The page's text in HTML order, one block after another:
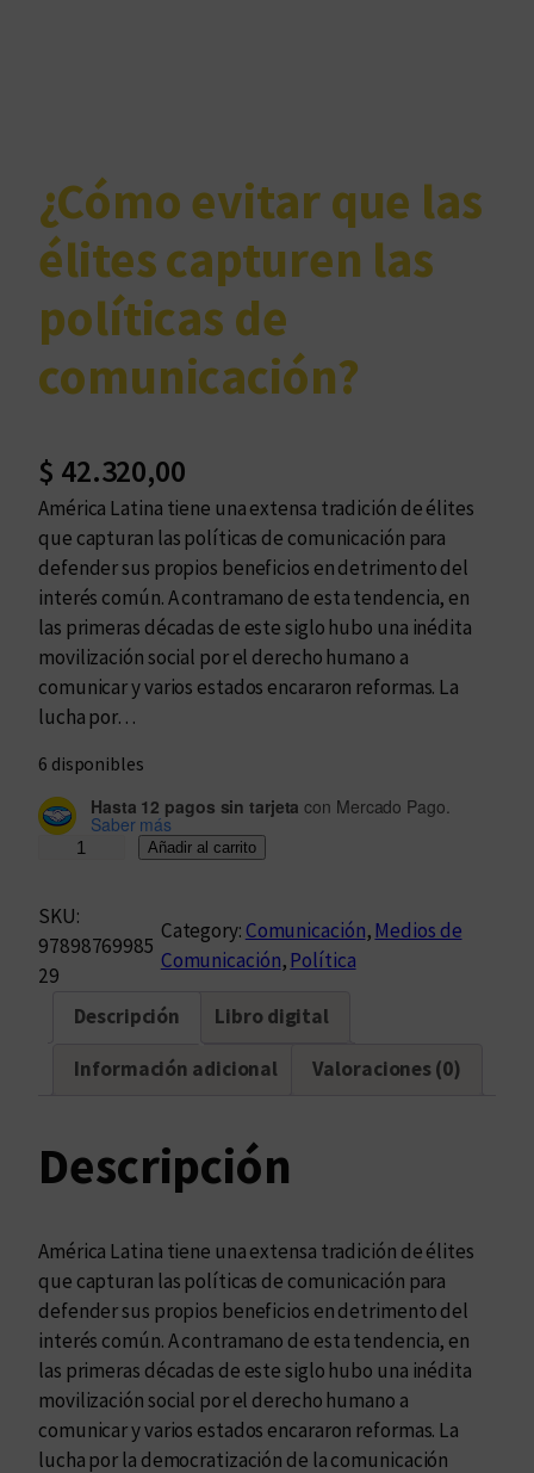
¿Cómo evitar que las
élites capturen las
políticas de
comunicación?
$ 42.320,00
América Latina tiene una extensa tradición de élites
que capturan las políticas de comunicación para
defender sus propios beneficios en detrimento del
interés común. A contramano de esta tendencia, en
las primeras décadas de este siglo hubo una inédita
movilización social por el derecho humano a
comunicar y varios estados encararon reformas. La
lucha por…
6 disponibles
Hasta 12 pagos sin tarjeta con Mercado Pago.
Saber más
ó
m
o
r
l
a
s
é
l
i
t
Añadir al carrito
SKU:
97898769985
29
Category: Comunicación, Medios de
Comunicación, Política
Descripción Libro digital
Información adicional Valoraciones (0)
Descripción
América Latina tiene una extensa tradición de élites
que capturan las políticas de comunicación para
defender sus propios beneficios en detrimento del
interés común. A contramano de esta tendencia, en
las primeras décadas de este siglo hubo una inédita
movilización social por el derecho humano a
comunicar y varios estados encararon reformas. La
lucha por la democratización de la comunicación